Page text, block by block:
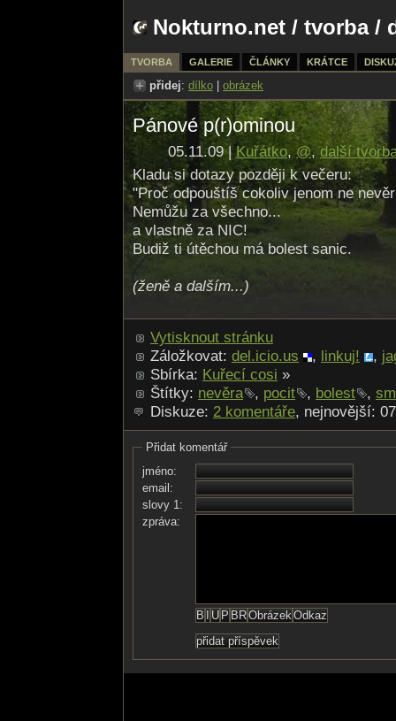
Nokturno.net / tvorba/
TVORBA GALERIE ČLÁNKY KRÁTCE
přidej: dílko obrázek
Pánové p(r)ominou
05.11.09 |Kuřátko,@,další
Kladu si dotazy později k večeru:
"Proč odpouštíš cokoliv jenom ne
Nemůžu za všechno...
a vlastně za NIC!
Budiž ti útěchou má bolest sanic.
(ženě a dalším...)
Vytisknout stránku
Záložkovat: del.icio.us , linkuj! ,
Sbírka: Kuřecí cosi »
Štítky: nevěra , pocit , bolest ,
Diskuze: 2 komentáře, nejnovější:
Přidat komentář
jméno:
email:
slovy 1:
zpráva: